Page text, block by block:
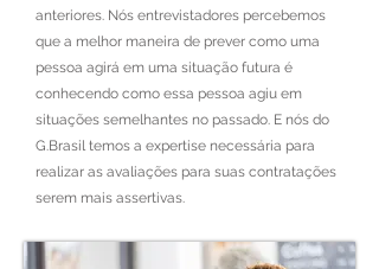
anteriores. Nós entrevistadores percebemos
que a melhor maneira de prever como uma
pessoa agirá em uma situação futura é
conhecendo como essa pessoa agiu em
situações semelhantes no passado. E nós do
G.Brasil temos a expertise necessária para
realizar as avaliações para suas contratações
serem mais assertivas.